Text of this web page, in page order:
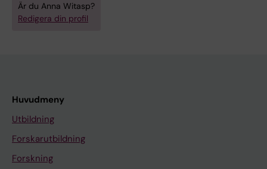
Är du Anna Witasp?
Redigera din profil
Huvudmeny
Utbildning
Forskarutbildning
Forskning